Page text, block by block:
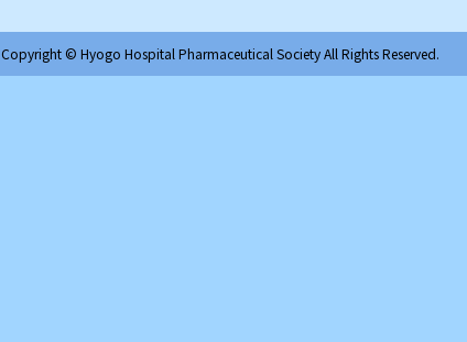
Copyright © Hyogo Hospital Pharmaceutical Society All Rights Reserved.